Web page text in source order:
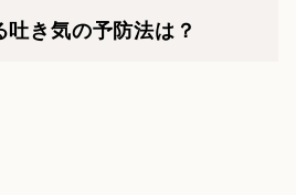
吐き気の予防法は？